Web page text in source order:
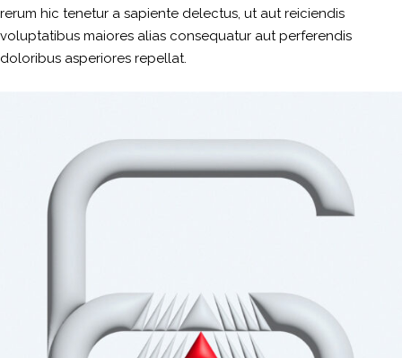
rerum hic tenetur a sapiente delectus, ut aut reiciendis
voluptatibus maiores alias consequatur aut perferendis
doloribus asperiores repellat.